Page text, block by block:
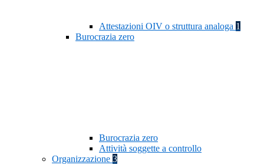
Attestazioni OIV o struttura analoga 1
Burocrazia zero
Burocrazia zero
Attività soggette a controllo
Organizzazione 3